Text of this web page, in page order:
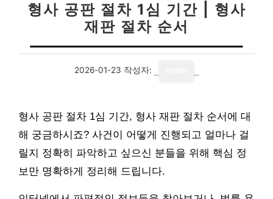
형사 공판 절차 1심 기간 | 형사
재판 절차 순서
2026-01-23 작성자:
형사 공판 절차 1심 기간, 형사 재판 절차 순서에 대
해 궁금하시죠? 사건이 어떻게 진행되고 얼마나 걸
릴지 정확히 파악하고 싶으신 분들을 위해 핵심 정
보만 명확하게 정리해 드립니다.